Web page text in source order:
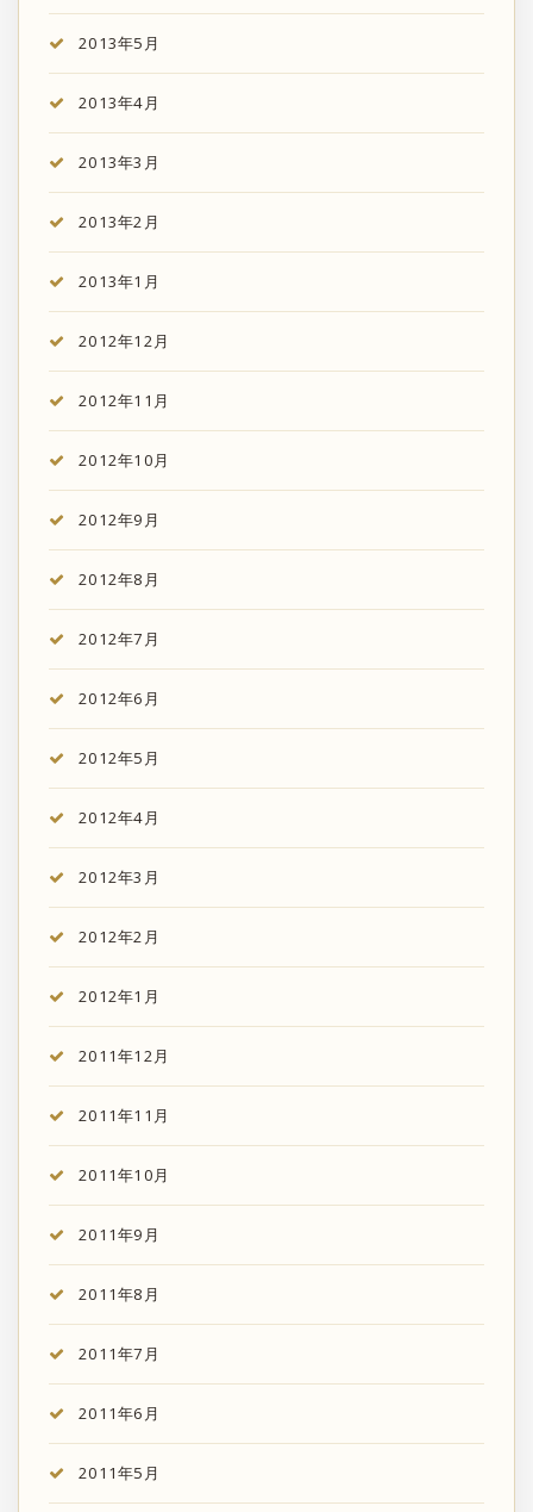
2013年5月
2013年4月
2013年3月
2013年2月
2013年1月
2012年12月
2012年11月
2012年10月
2012年9月
2012年8月
2012年7月
2012年6月
2012年5月
2012年4月
2012年3月
2012年2月
2012年1月
2011年12月
2011年11月
2011年10月
2011年9月
2011年8月
2011年7月
2011年6月
2011年5月